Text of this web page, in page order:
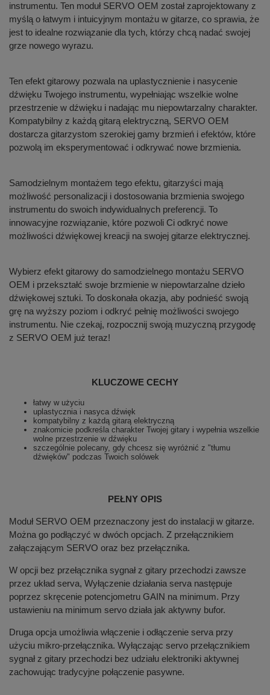
instrumentu. Ten moduł SERVO OEM został zaprojektowany z
myślą o łatwym i intuicyjnym montażu w gitarze, co sprawia, że
jest to idealne rozwiązanie dla tych, którzy chcą nadać swojej
grze nowego wyrazu.
Ten efekt gitarowy pozwala na uplastycznienie i nasycenie
dźwięku Twojego instrumentu, wypełniając wszelkie wolne
przestrzenie w dźwięku i nadając mu niepowtarzalny charakter.
Kompatybilny z każdą gitarą elektryczną, SERVO OEM
dostarcza gitarzystom szerokiej gamy brzmień i efektów, które
pozwolą im eksperymentować i odkrywać nowe brzmienia.
Samodzielnym montażem tego efektu, gitarzyści mają
możliwość personalizacji i dostosowania brzmienia swojego
instrumentu do swoich indywidualnych preferencji. To
innowacyjne rozwiązanie, które pozwoli Ci odkryć nowe
możliwości dźwiękowej kreacji na swojej gitarze elektrycznej.
Wybierz efekt gitarowy do samodzielnego montażu SERVO
OEM i przekształć swoje brzmienie w niepowtarzalne dzieło
dźwiękowej sztuki. To doskonała okazja, aby podnieść swoją
grę na wyższy poziom i odkryć pełnię możliwości swojego
instrumentu. Nie czekaj, rozpocznij swoją muzyczną przygodę
z SERVO OEM już teraz!
KLUCZOWE CECHY
łatwy w użyciu
uplastycznia i nasyca dźwięk
kompatybilny z każdą gitarą elektryczną
znakomicie podkreśla charakter Twojej gitary i wypełnia wszelkie
wolne przestrzenie w dźwięku
szczególnie polecany, gdy chcesz się wyróżnić z "tłumu
dźwięków" podczas Twoich solówek
PEŁNY OPIS
Moduł SERVO OEM przeznaczony jest do instalacji w gitarze.
Można go podłączyć w dwóch opcjach. Z przełącznikiem
załączającym SERVO oraz bez przełącznika.
W opcji bez przełącznika sygnał z gitary przechodzi zawsze
przez układ serva, Wyłączenie działania serva następuje
poprzez skręcenie potencjometru GAIN na minimum. Przy
ustawieniu na minimum servo działa jak aktywny bufor.
Druga opcja umożliwia włączenie i odłączenie serva przy
użyciu mikro-przełącznika. Wyłączając servo przełącznikiem
sygnał z gitary przechodzi bez udziału elektroniki aktywnej
zachowując tradycyjne połączenie pasywne.